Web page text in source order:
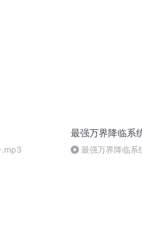
.mp3
最强万界降临系
最强万界降临系